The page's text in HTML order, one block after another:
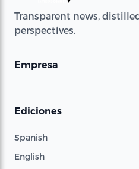
Transparent news,
perspectives.
Empresa
Ediciones
Spanish
English